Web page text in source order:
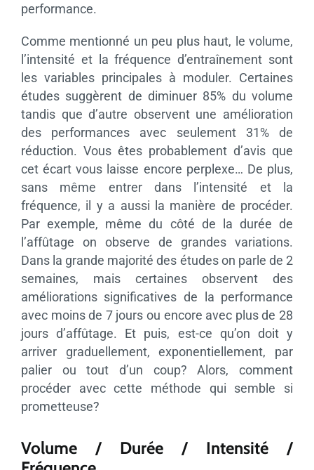
performance.
Comme mentionné un peu plus haut, le volume,
l’intensité et la fréquence d’entraînement sont
les variables principales à moduler. Certaines
études suggèrent de diminuer 85% du volume
tandis que d’autre observent une amélioration
des performances avec seulement 31% de
réduction. Vous êtes probablement d’avis que
cet écart vous laisse encore perplexe… De plus,
sans même entrer dans l’intensité et la
fréquence, il y a aussi la manière de procéder.
Par exemple, même du côté de la durée de
l’affûtage on observe de grandes variations.
Dans la grande majorité des études on parle de 2
semaines, mais certaines observent des
améliorations significatives de la performance
avec moins de 7 jours ou encore avec plus de 28
jours d’affûtage. Et puis, est-ce qu’on doit y
arriver graduellement, exponentiellement, par
palier ou tout d’un coup? Alors, comment
procéder avec cette méthode qui semble si
prometteuse?
Volume / Durée / Intensité /